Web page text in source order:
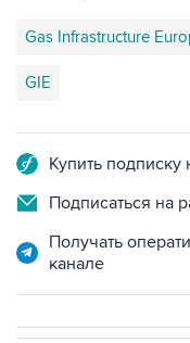
Gas Infrastructure
GIE
Купить
Подписаться на
Получать
канале